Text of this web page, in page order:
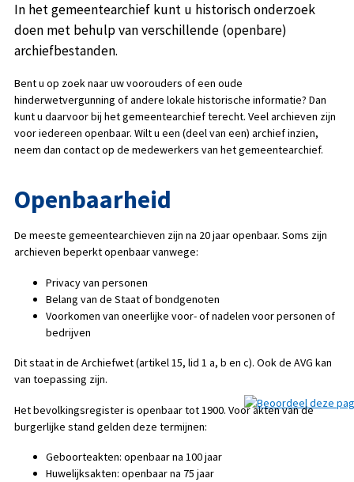
In het gemeentearchief kunt u historisch onderzoek
doen met behulp van verschillende (openbare)
archiefbestanden.
Bent u op zoek naar uw voorouders of een oude
hinderwetvergunning of andere lokale historische informatie? Dan
kunt u daarvoor bij het gemeentearchief terecht. Veel archieven zijn
voor iedereen openbaar. Wilt u een (deel van een) archief inzien,
neem dan contact op de medewerkers van het gemeentearchief.
Openbaarheid
De meeste gemeentearchieven zijn na 20 jaar openbaar. Soms zijn
archieven beperkt openbaar vanwege:
Privacy van personen
Belang van de Staat of bondgenoten
Voorkomen van oneerlijke voor- of nadelen voor personen of
bedrijven
Dit staat in de Archiefwet (artikel 15, lid 1 a, b en c). Ook de AVG kan
van toepassing zijn.
Het bevolkingsregister is openbaar tot 1900. Voor akten van de
burgerlijke stand gelden deze termijnen:
Geboorteakten: openbaar na 100 jaar
Huwelijksakten: openbaar na 75 jaar